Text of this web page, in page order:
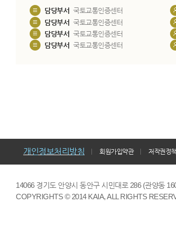
담당부서 국토교통인증센터
담당부서 국토교통인증센터
담당부서 국토교통인증센터
담당부서 국토교통인증센터
개인정보처리방침 회원가입약관 저작권정책
14066 경기도 안양시 동안구 시민대로 286 (관양동
COPYRIGHTS © 2014 KAIA, ALL RIGHTS